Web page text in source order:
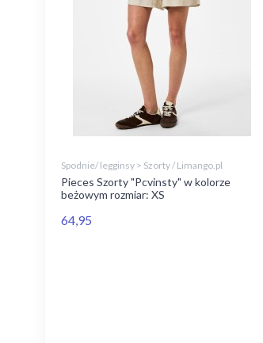
Spodnie/ legginsy > Szorty / Limango.pl
Pieces Szorty "Pcvinsty" w kolorze
beżowym rozmiar: XS
64,95